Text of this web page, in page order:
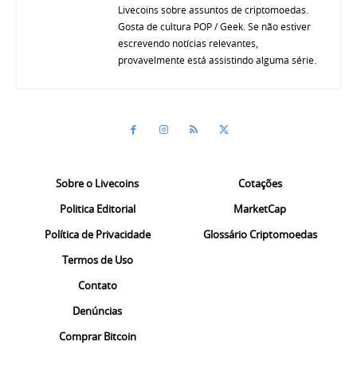
Livecoins sobre assuntos de criptomoedas.
Gosta de cultura POP / Geek. Se não estiver
escrevendo notícias relevantes,
provavelmente está assistindo alguma série.
Sobre o Livecoins
Politica Editorial
Política de Privacidade
Termos de Uso
Contato
Denúncias
Comprar Bitcoin
Cotações
MarketCap
Glossário Criptomoedas